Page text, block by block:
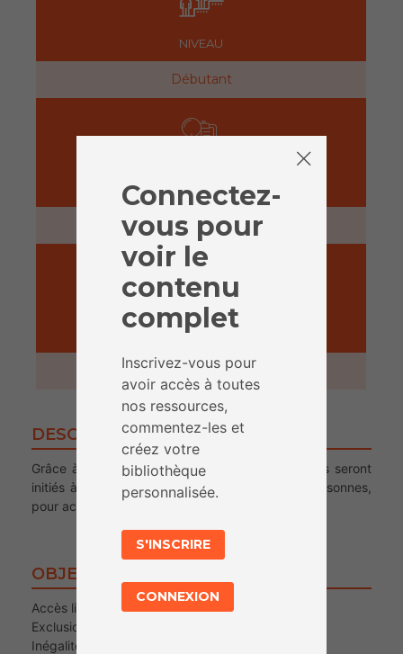
NIVEAU
Débutant
PRÉPARATION
30 minutes
ACTIVITÉ
45 minutes
DESCRIPTION
Grâce à un rapide jeu de rôle, les participant.e.s seront
initiés à l’inégalité qui existe en fonction des personnes,
pour accéder à une information en ligne
OBJECTIFS
Accès libre à l’information
Exclusion numérique
Inégalités sociales
Connectez-
vous pour
voir le
contenu
complet
Inscrivez-vous pour
avoir accès à toutes
nos ressources,
commentez-les et
créez votre
bibliothèque
personnalisée.
S'INSCRIRE
CONNEXION